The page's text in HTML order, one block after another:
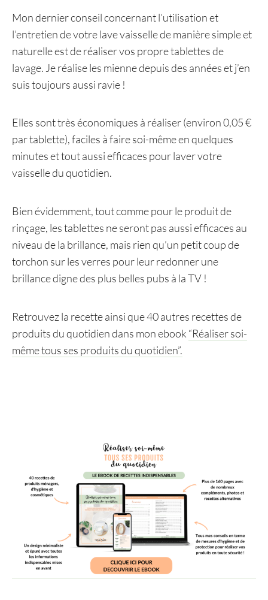
Mon dernier conseil concernant l’utilisation et
l’entretien de votre lave vaisselle de manière simple et
naturelle est de réaliser vos propre tablettes de
lavage. Je réalise les mienne depuis des années et j’en
suis toujours aussi ravie !
Elles sont très économiques à réaliser (environ 0,05 €
par tablette), faciles à faire soi-même en quelques
minutes et tout aussi efficaces pour laver votre
vaisselle du quotidien.
Bien évidemment, tout comme pour le produit de
rinçage, les tablettes ne seront pas aussi efficaces au
niveau de la brillance, mais rien qu’un petit coup de
torchon sur les verres pour leur redonner une
brillance digne des plus belles pubs à la TV !
Retrouvez la recette ainsi que 40 autres recettes de
produits du quotidien dans mon ebook “Réaliser soi-
même tous ses produits du quotidien”.